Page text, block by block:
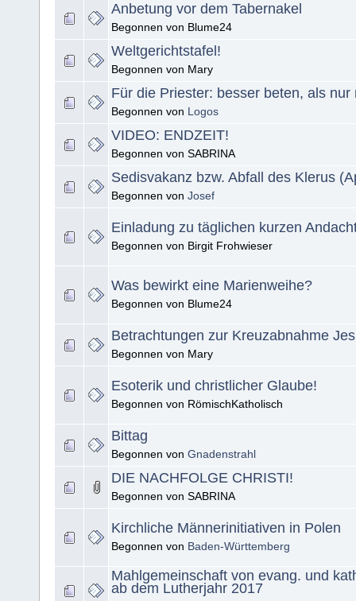
Anbetung vor dem Tabernakel
Begonnen von Blume24
Weltgerichtstafel!
Begonnen von Mary
Für die Priester: besser beten, als nur
Begonnen von Logos
VIDEO: ENDZEIT!
Begonnen von SABRINA
Sedisvakanz bzw. Abfall des Klerus
Begonnen von Josef
Einladung zu täglichen kurzen
Begonnen von Birgit Frohwieser
Was bewirkt eine Marienweihe?
Begonnen von Blume24
Betrachtungen zur Kreuzabnahme
Begonnen von Mary
Esoterik und christlicher Glaube!
Begonnen von RömischKatholisch
Bittag
Begonnen von Gnadenstrahl
DIE NACHFOLGE CHRISTI!
Begonnen von SABRINA
Kirchliche Männerinitiativen in Polen
Begonnen von Baden-Württemberg
Mahlgemeinschaft von evang. und
ab dem Lutherjahr 2017